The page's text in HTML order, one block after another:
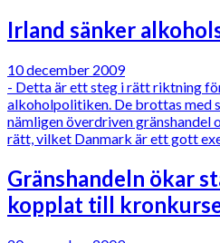
Irland sänker
10 december 2009
- Detta är ett steg i rätt riktning
alkoholpolitiken. De brottas med
nämligen överdriven gränshandel
rätt, vilket Danmark är ett gott
Gränshandeln ökar
kopplat till